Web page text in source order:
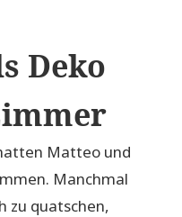
Deko
Matteo und
Manchmal
zu quatschen,